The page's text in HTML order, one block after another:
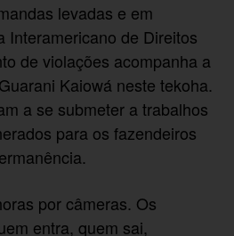
levadas e em
Interamericano de Direitos
de violações acompanha a
Kaiowá neste tekoha.
a se submeter a trabalhos
para os fazendeiros
por câmeras. Os
entra, quem sai,